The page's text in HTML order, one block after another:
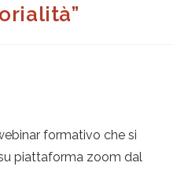
formativo che si
piattaforma zoom dal